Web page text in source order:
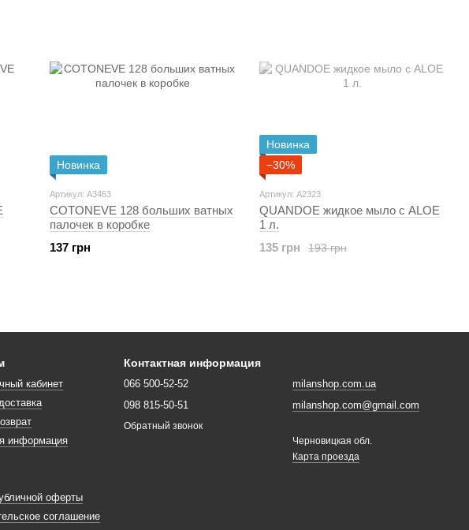
Новинка
Артикул: A3463
COTONEVE 128 больших ватных
палочек в коробке
137 грн
Новинка
−30%
Артикул: A2323
QUANDOE жидкое мыло с ALOE
1 л.
193 грн
135 грн
кабинет
информация
оферты
соглашение
Контактная информация
066 500-52-52
098 815-50-51
Обратный звонок
milanshop.com.ua
milanshop.com@gmail.com
Черновицкая обл.
Карта проезда